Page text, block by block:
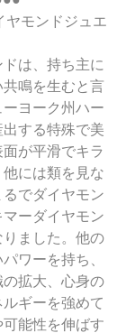
ヤモンドジュエ
は、持ち主に
鳴を生むと言
ヨーク州ハー
する特殊で美
が平滑でキラ
には類を見な
でダイヤモン
マーダイヤモン
りました。他の
ワーを持ち、
拡大、心身の
ギーを強めて
能性を伸ばす